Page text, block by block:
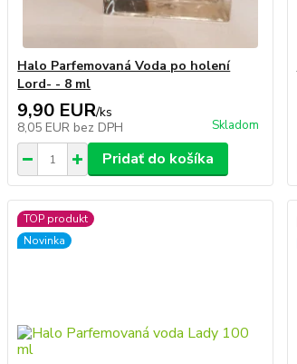
Halo Parfemovaná Voda po holení
Lord- - 8 ml
9,90 EUR/ks
8,05 EUR bez DPH Skladom
Pridať do košíka
TOP produkt
Novinka